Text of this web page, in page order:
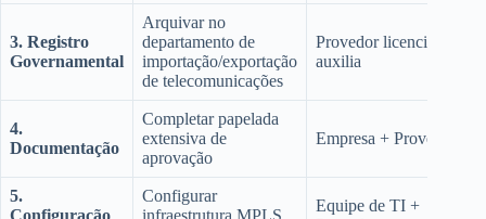
3. Registro
Governamental
Arquivar no
departamento de
importação/exportação
de telecomunicações
Provedor licenciado
auxilia
4.
Documentação
Completar papelada
extensiva de
aprovação
Empresa + Provedor
5.
Configurar
Equipe de TI +